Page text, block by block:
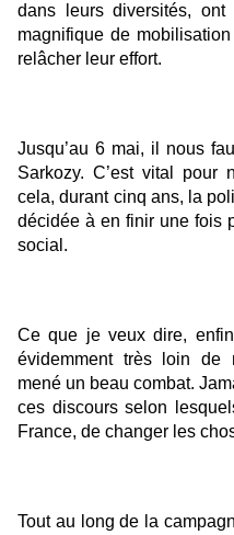
dans leurs diversités,
magnifique de
relâcher leur effort.
Jusqu’au 6 mai, il nous
Sarkozy. C’est vital pour
cela, durant cinq ans, la
décidée à en finir une fois
social.
Ce que je veux dire,
évidemment très loin de
mené un beau combat.
ces discours selon
France, de changer les
Tout au long de la